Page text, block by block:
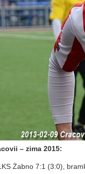
– zima 2015:
Żabno 7:1 (3:0),